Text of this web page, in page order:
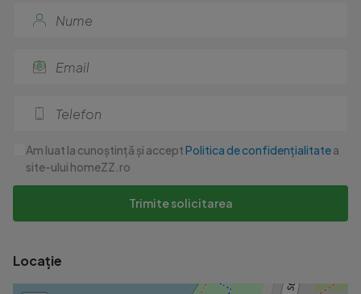
Am luat la cunoștință și acceptPolitica de confidențialitatea
site-ului homeZZ.ro
Trimite solicitarea
Locație